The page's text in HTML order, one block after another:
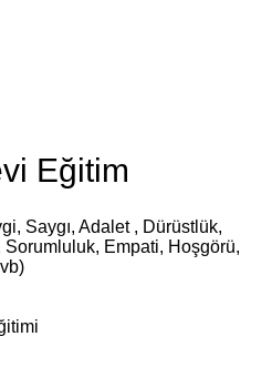
Eğitim
Saygı, Adalet , Dürüstlük,
Sorumluluk, Empati, Hoşgörü,